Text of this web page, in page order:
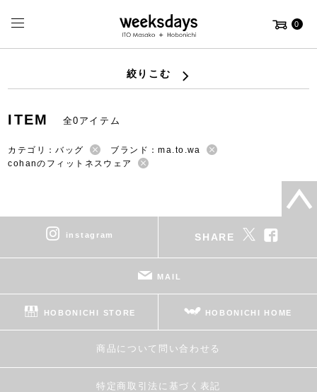
0
絞りこむ
ITEM 全0アイテム
カテゴリ：バッグ
ブランド：ma.to.wa
cohanのフィットネスウェア
instagram SHARE
MAIL
HOBONICHI STORE HOBONICHI HOME
商品について問い合わせる
特定商取引法に基づく表記